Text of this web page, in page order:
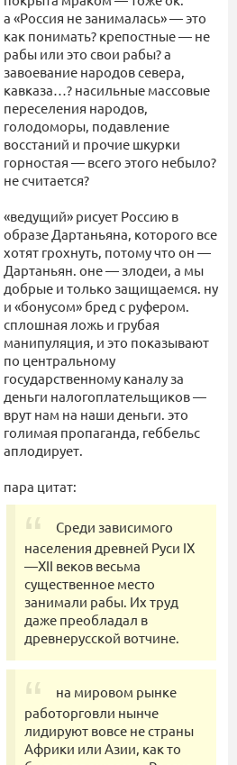
а «Россия не занималась» — это
как понимать? крепостные — не
рабы или это свои рабы? а
завоевание народов севера,
кавказа…? насильные массовые
переселения народов,
голодоморы, подавление
восстаний и прочие шкурки
горностая — всего этого небыло?
не считается?
«ведущий» рисует Россию в
образе Дартаньяна, которого все
хотят грохнуть, потому что он —
Дартаньян. оне — злодеи, а мы
добрые и только защищаемся. ну
и «бонусом» бред с руфером.
сплошная ложь и грубая
манипуляция, и это показывают
по центральному
государственному каналу за
деньги налогоплательщиков —
врут нам на наши деньги. это
голимая пропаганда, геббельс
аплодирует.
пара цитат:
Среди зависимого
населения древней Руси IX
—XII веков весьма
существенное место
занимали рабы. Их труд
даже преобладал в
древнерусской вотчине.
на мировом рынке
работорговли нынче
лидируют вовсе не страны
Африки или Азии, как то